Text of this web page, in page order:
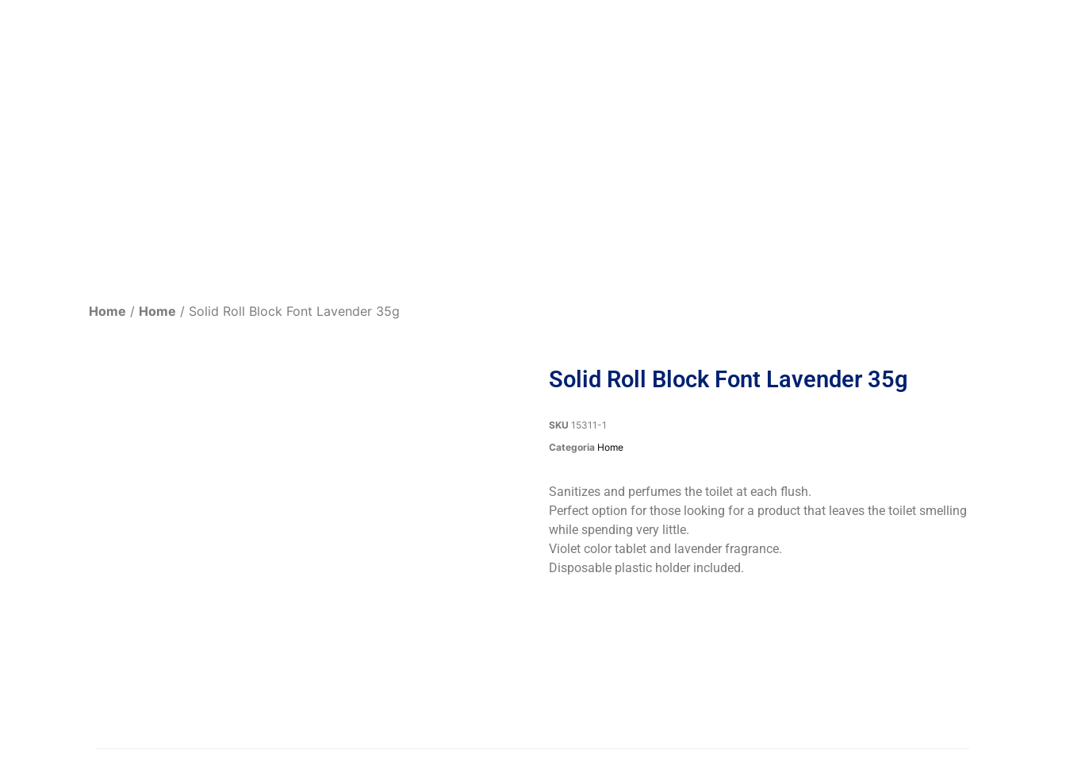
Home / Home / Solid Roll Block Font Lavender 35g
Solid Roll Block Font Lavender 35g
SKU 15311-1
Categoria Home
Sanitizes and perfumes the toilet at each flush.
Perfect option for those looking for a product that leaves the toilet smelling
while spending very little.
Violet color tablet and lavender fragrance.
Disposable plastic holder included.